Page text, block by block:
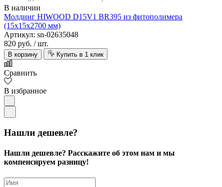
В наличии
Молдинг HIWOOD D15V1 BR395 из фитополимера
(15х15х2700 мм)
Артикул: sn-02635048
820 руб. / шт.
В корзину Купить в 1 клик
Сравнить
В избранное
Нашли дешевле?
Нашли дешевле? Расскажите об этом нам и мы
компенсируем разницу!